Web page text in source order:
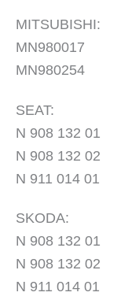
MITSUBISHI:
MN980017
MN980254
SEAT:
N 908 132 01
N 908 132 02
N 911 014 01
SKODA:
N 908 132 01
N 908 132 02
N 911 014 01